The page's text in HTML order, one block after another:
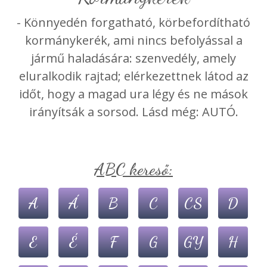
- Könnyedén forgatható, körbefordítható
kormánykerék, ami nincs befolyással a
jármű haladására: szenvedély, amely
eluralkodik rajtad; elérkezettnek látod az
időt, hogy a magad ura légy és ne mások
irányítsák a sorsod. Lásd még: AUTÓ.
ABC kereső:
A Á B C CS D
E É F G GY H